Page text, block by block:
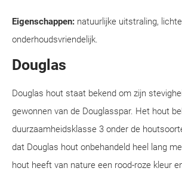
Eigenschappen: natuurlijke uitstraling,
onderhoudsvriendelijk.
Douglas
Douglas hout staat bekend om zijn
gewonnen van de Douglasspar. Het hout
duurzaamheidsklasse 3 onder de
dat Douglas hout onbehandeld heel lang
hout heeft van nature een rood-roze kleur